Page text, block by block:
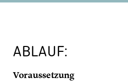
ABLAUF:
Voraussetzung